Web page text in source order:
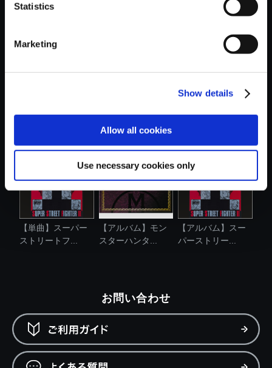
Statistics
Marketing
Show details
Allow all cookies
Use necessary cookies only
おすすめ商品
【単曲】スーパー
ストリートフ...
【アルバム】モン
スターハンタ...
【アルバム】スー
パーストリー...
お問い合わせ